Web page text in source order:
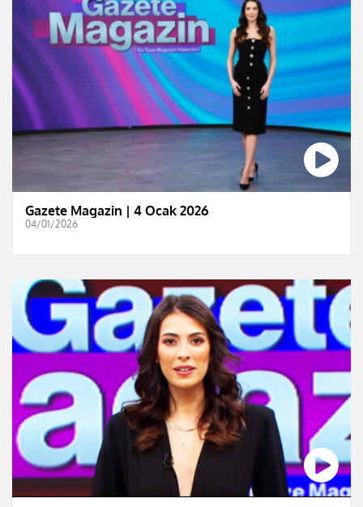
Gazete Magazin | 4 Ocak 2026
04/01/2026